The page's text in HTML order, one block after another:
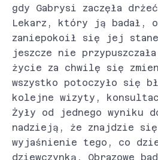
gdy Gabrysi zaczęła
Lekarz, który ją badał,
zaniepokoił się jej
jeszcze nie
życie za chwilę się
wszystko potoczyło się
kolejne wizyty,
Żyły od jednego wyniku
nadzieją, że znajdzie
wyjaśnienie tego, co
dziewczynką. Obrazowe